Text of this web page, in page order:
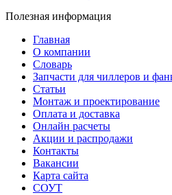
Полезная информация
Главная
О компании
Словарь
Запчасти для чиллеров и
Статьи
Монтаж и проектирование
Оплата и доставка
Онлайн расчеты
Акции и распродажи
Контакты
Вакансии
Карта сайта
СОУТ